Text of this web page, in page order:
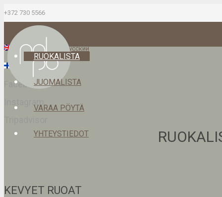
+372 730 5566
info@polpo.ee
English Eesti Русский
Suomi
Facebook
RUOKALISTA
JUOMALISTA
VARAA PÖYTÄ
YHTEYSTIEDOT
KEVYET RUOAT